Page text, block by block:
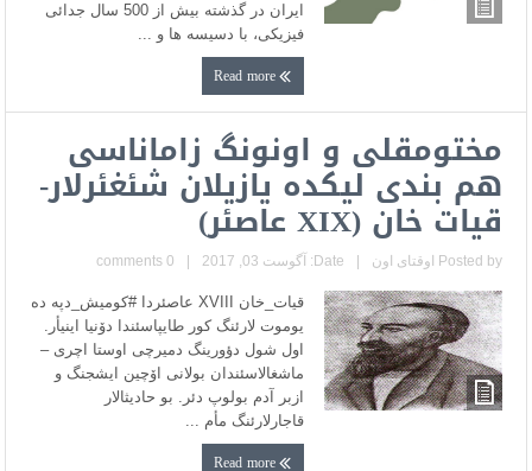
ایران در گذشته بیش از 500 سال جدائی
فیزیکی، با دسیسه ها و ...
Read more
مختومقلی و اونونگ زاماناسی
هم بندی لیکده یازیلان شئغئرلار-
قیات خان (XIX عاصئر)
Posted by اوقتای اون Date: آگوست 03, 2017 0 comments
قیات_خان XVIII عاصئردا #کومیش_دپه ده
یوموت لارئنگ کور طایپاسئندا دۆنیا اینیأر.
اول شول دؤورینگ دمیرچی اوستا اچری –
ماشغالاسئندان بولانی اۆچین ایشجنگ و
‌ازبر آدم بولوپ دئر. بو حادیثالار
قاجارلارئنگ مأم ...
Read more